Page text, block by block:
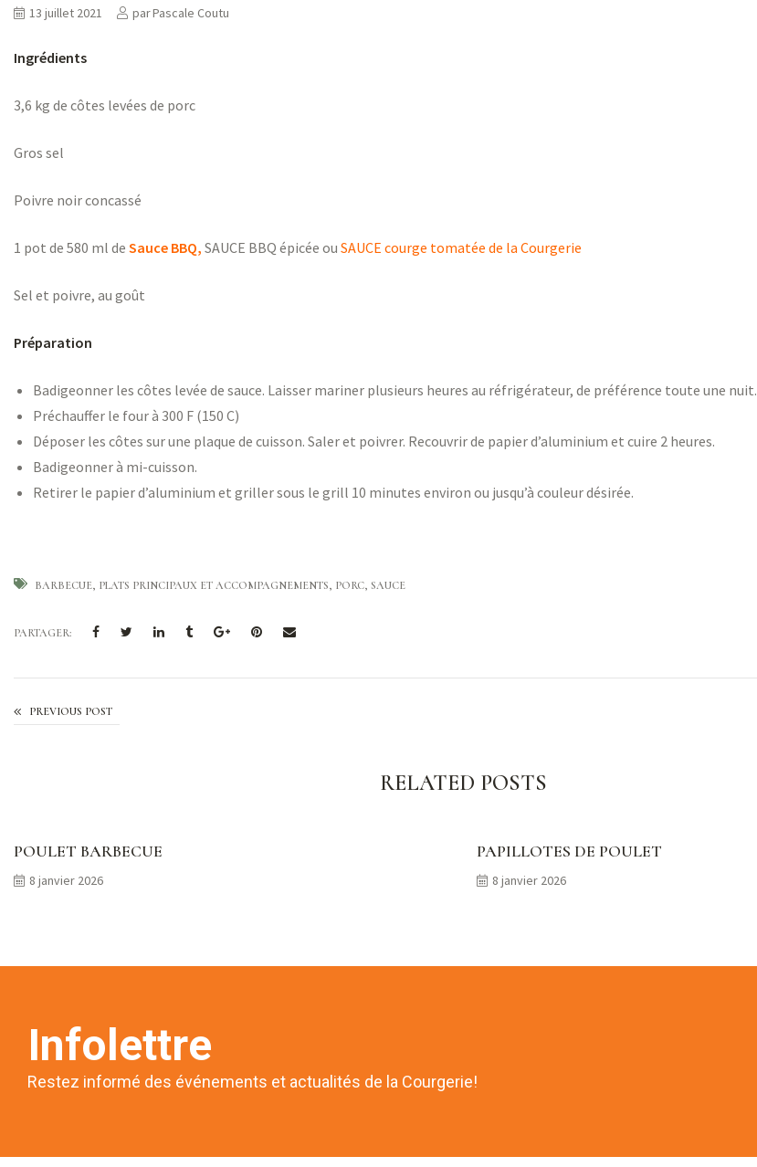
13 juillet 2021 parPascale Coutu
Ingrédients
3,6 kg de côtes levées de porc
Gros sel
Poivre noir concassé
1 pot de 580 ml de Sauce BBQ, SAUCE BBQ épicée ou SAUCE courge tomatée de la Courgerie
Sel et poivre, au goût
Préparation
Badigeonner les côtes levée de sauce. L aisser mariner plusieurs heures au réfrigérateur, de préférence toute une nuit.
Préchauffer le four à 300 F (150 C)
Déposer les côtes sur une plaque de cuisson. Saler et poivrer. Recouvrir de papier d’aluminium et cuire 2 heures.
Badigeonner à mi-cuisson.
Retirer le papier d’aluminium et griller sous le grill 10 minutes environ ou jusqu’à couleur désirée.
BARBECUE PLATS PRINCIPAUX ET ACCOMPAGNEMENTS PORC SAUCE
PARTAGER:
PREVIOUS POST
RELATED POSTS
POULET BARBECUE
8 janvier 2026
PAPILLOTES DE POULET
8 janvier 2026
Infolettre
Restez informé des événements et actualités de la Courgerie!